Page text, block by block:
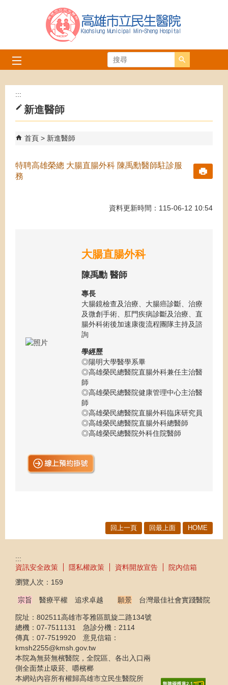
跳到主要內容區塊
搜尋
:::
新進醫師
首頁 新進醫師
特聘高雄榮總 大腸直腸外科 陳禹勳醫師駐診服
務
資料更新時間：115-06-12 10:54
大腸直腸外科
陳禹勳 醫師
專長
大腸鏡檢查及治療、大腸癌診斷、治療
及微創手術、肛門疾病診斷及治療、直
腸外科術後加速康復流程團隊主持及諮
詢
學經歷
◎陽明大學醫學系畢
◎高雄榮民總醫院直腸外科兼任主治醫
師
◎高雄榮民總醫院健康管理中心主治醫
師
◎高雄榮民總醫院直腸外科臨床研究員
◎高雄榮民總醫院直腸外科總醫師
◎高雄榮民總醫院外科住院醫師
回上一頁 回最上面 HOME
:::
資訊安全政策
隱私權政策 資料開放宣告
院內信箱
瀏覽人次： 159
宗旨 醫療平權 追求卓越 願景 台灣最佳社會實踐醫院
院址：802511高雄市苓雅區凱旋二路134號
總機：07-7511131 急診分機：2114
傳真：07-7519920 意見信箱：
kmsh2255@kmsh.gov.tw
本院為無菸無檳醫院，全院區、各出入口兩
側全面禁止吸菸、嚼檳榔
本網站內容所有權歸高雄市立民生醫院所